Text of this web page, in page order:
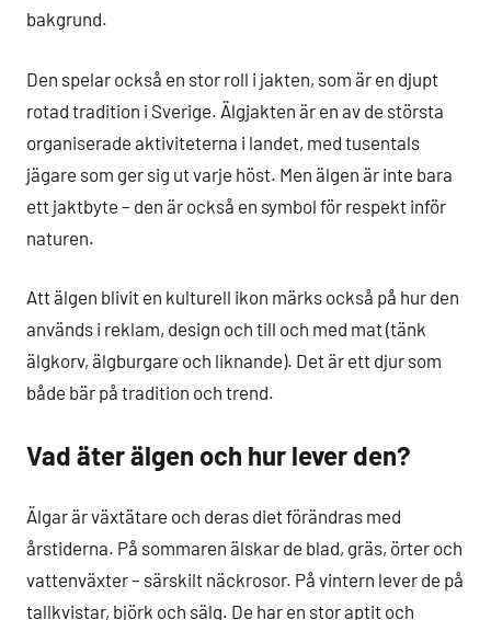
bakgrund.
Den spelar också en stor roll i jakten, som är en djupt
rotad tradition i Sverige. Älgjakten är en av de största
organiserade aktiviteterna i landet, med tusentals
jägare som ger sig ut varje höst. Men älgen är inte bara
ett jaktbyte – den är också en symbol för respekt inför
naturen.
Att älgen blivit en kulturell ikon märks också på hur den
används i reklam, design och till och med mat (tänk
älgkorv, älgburgare och liknande). Det är ett djur som
både bär på tradition och trend.
Vad äter älgen och hur lever den?
Älgar är växtätare och deras diet förändras med
årstiderna. På sommaren älskar de blad, gräs, örter och
vattenväxter – särskilt näckrosor. På vintern lever de på
tallkvistar, björk och sälg. De har en stor aptit och